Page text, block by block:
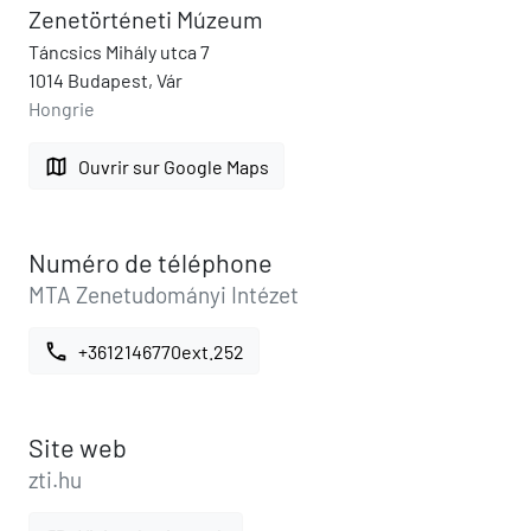
Zenetörténeti Múzeum
Táncsics Mihály utca 7
1014 Budapest, Vár
Hongrie
map Ouvrir sur Google Maps
Numéro de téléphone
MTA Zenetudományi Intézet
call +3612146770ext.252
Site web
zti.hu